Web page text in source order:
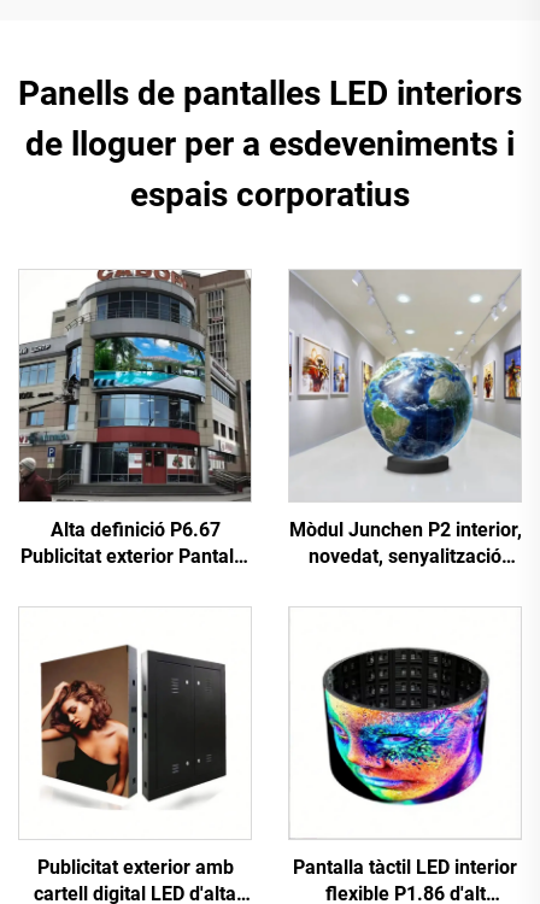
Panells de pantalles LED interiors
de lloguer per a esdeveniments i
espais corporatius
Alta definició P6.67
Publicitat exterior Pantalla
de pantalla digital LED a
Mòdul Junchen P2 interior,
novedat, senyalització
tàctil esfèrica flexible LED
minorista
Publicitat exterior amb
cartell digital LED d'alta
Pantalla tàctil LED interior
flexible P1.86 d'alt